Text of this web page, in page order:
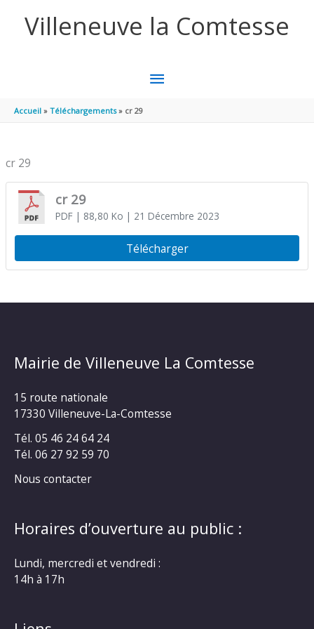
Villeneuve la Comtesse
MENU
Accueil Téléchargements cr 29
cr 29
cr 29
PDF| 88,80 Ko | 21 Décembre 2023
Télécharger
Mairie de Villeneuve La Comtesse
15 route nationale
17330 Villeneuve-La-Comtesse
Tél. 05 46 24 64 24
Tél. 06 27 92 59 70
Nous contacter
Horaires d’ouverture au public :
Lundi, mercredi et vendredi :
14h à 17h